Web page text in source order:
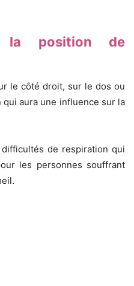
la position de
le côté droit, sur le dos ou
aura une influence sur la
de respiration qui
les personnes souffrant